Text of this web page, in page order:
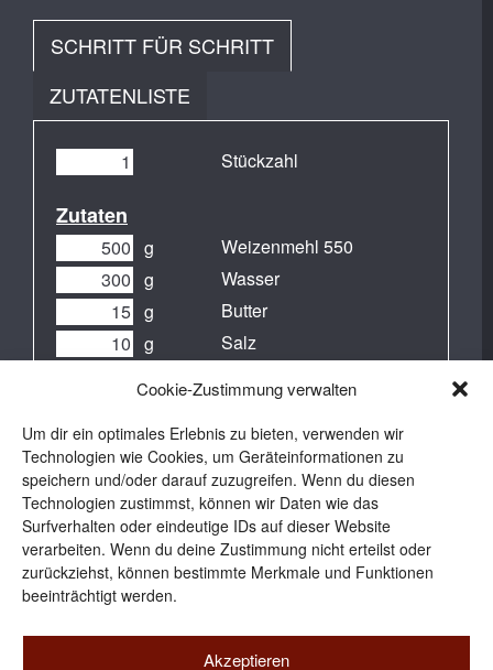
Cookie-Zustimmung verwalten
Um dir ein optimales Erlebnis zu bieten, verwenden wir
Technologien wie Cookies, um Geräteinformationen zu
speichern und/oder darauf zuzugreifen. Wenn du diesen
Technologien zustimmst, können wir Daten wie das
Surfverhalten oder eindeutige IDs auf dieser Website
verarbeiten. Wenn du deine Zustimmung nicht erteilst oder
zurückziehst, können bestimmte Merkmale und Funktionen
beeinträchtigt werden.
Akzeptieren
SCHRITT FÜR SCHRITT
ZUTATENLISTE
Stückzahl
Zutaten
g
Weizenmehl 550
g
Wasser
g
Butter
g
Salz
Zum Bestreuen
Saaten (nach
Geschmack)